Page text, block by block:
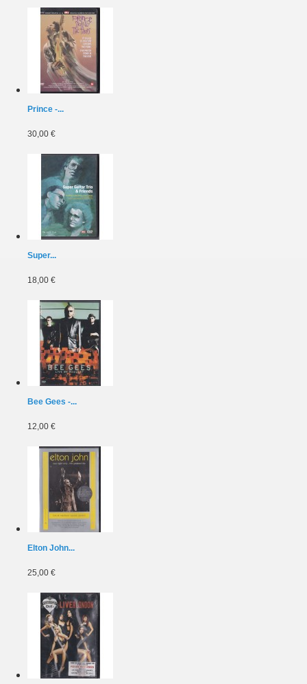
Prince -...
30,00 €
Super...
18,00 €
Bee Gees -...
12,00 €
Elton John...
25,00 €